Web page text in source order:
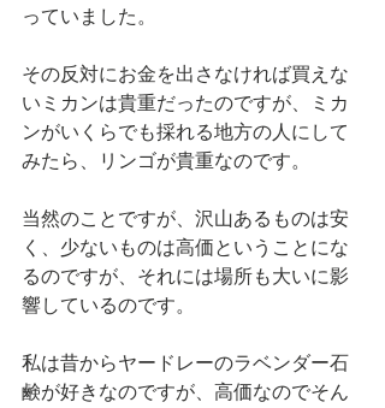
っていました。
その反対にお金を出さなければ買えな
いミカンは貴重だったのですが、ミカ
ンがいくらでも採れる地方の人にして
みたら、リンゴが貴重なのです。
当然のことですが、沢山あるものは安
く、少ないものは高価ということにな
るのですが、それには場所も大いに影
響しているのです。
私は昔からヤードレーのラベンダー石
鹸が好きなのですが、高価なのでそん